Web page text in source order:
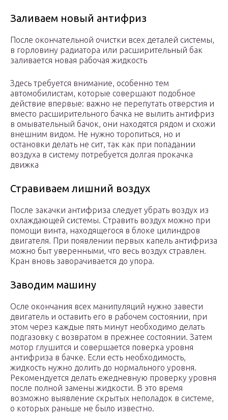
Заливаем новый антифриз
После окончательной очистки всех деталей системы,
в горловину радиатора или расширительный бак
заливается новая рабочая жидкость
Здесь требуется внимание, особенно тем
автомобилистам, которые совершают подобное
действие впервые: важно не перепутать отверстия и
вместо расширительного бачка не вылить антифриз
в омывательный бачок, они находятся рядом и схожи
внешним видом. Не нужно торопиться, но и
остановки делать не сит, так как при попадании
воздуха в систему потребуется долгая прокачка
движка
Стравиваем лишний воздух
После закачки антифриза следует убрать воздух из
охлаждающей системы. Стравить воздух можно при
помощи винта, находящегося в блоке цилиндров
двигателя. При появлении первых капель антифриза
можно быт уверенными, что весь воздух стравлен.
Кран вновь заворачивается до упора.
Заводим машину
Осле окончания всех манипуляций нужно завести
двигатель и оставить его в рабочем состоянии, при
этом через каждые пять минут необходимо делать
подгазовку с возвратом в прежнее состоянии. Затем
мотор глушится и совершается поверка уровня
антифриза в бачке. Если есть необходимость,
жидкость нужно долить до нормального уровня.
Рекомендуется делать ежедневную проверку уровня
после полной замены жидкости. В это время
возможно выявление скрытых неполадок в системе,
о которых раньше не было известно.